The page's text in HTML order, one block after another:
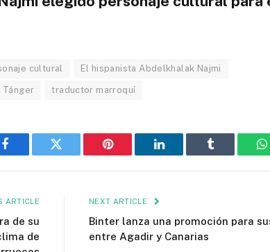
cultural El hispanista Abdelkhalak Najmi
Tánger traductor marroquí
Facebook Twitter Pinterest LinkedIn Tumblr
ARTICLE
de su
de
NEXT ARTICLE
Binter lanza una promoción para
entre Agadir y Canarias